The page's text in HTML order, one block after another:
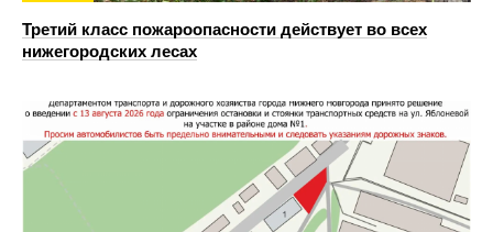
Третий класс пожароопасности действует во всех
нижегородских лесах